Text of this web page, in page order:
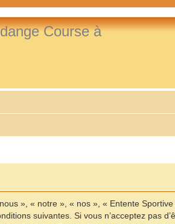
Course à
», « notre », « nos », « Entente
suivantes. Si vous n’acceptez pas